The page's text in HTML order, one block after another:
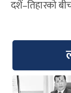
दशैं–तिहारको